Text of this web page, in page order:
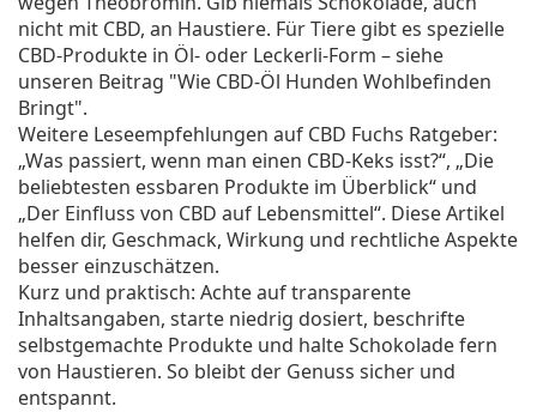
nicht mit CBD, an Haustiere. Für Tiere gibt es spezielle
CBD-Produkte in Öl- oder Leckerli-Form – siehe
unseren Beitrag "Wie CBD-Öl Hunden Wohlbefinden
Bringt".
Weitere Leseempfehlungen auf CBD Fuchs Ratgeber:
„Was passiert, wenn man einen CBD-Keks isst?“, „Die
beliebtesten essbaren Produkte im Überblick“ und
„Der Einfluss von CBD auf Lebensmittel“. Diese Artikel
helfen dir, Geschmack, Wirkung und rechtliche Aspekte
besser einzuschätzen.
Kurz und praktisch: Achte auf transparente
Inhaltsangaben, starte niedrig dosiert, beschrifte
selbstgemachte Produkte und halte Schokolade fern
von Haustieren. So bleibt der Genuss sicher und
entspannt.